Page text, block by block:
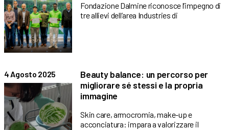
Fondazione Dalmine riconosce l’impegno di
tre allievi dell’area Industries di
4 Agosto 2025
Beauty balance: un percorso per
migliorare sé stessi e la propria
immagine
Skin care, armocromia, make-up e
acconciatura: impara a valorizzare il